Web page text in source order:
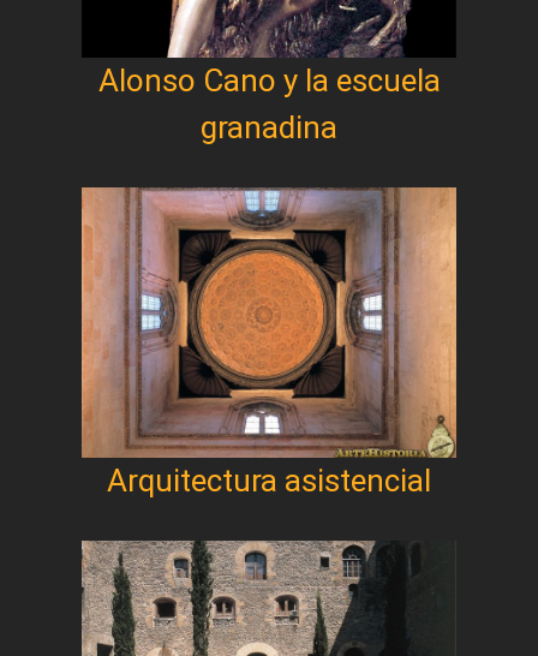
Alonso Cano y la escuela
granadina
Arquitectura asistencial